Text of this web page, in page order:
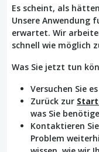
Es scheint, als
Unsere
erwartet. Wir
schnell wie möglich
Was Sie jetzt tun
Versuchen Sie
Zurück zur
was Sie
Kontaktieren
Problem